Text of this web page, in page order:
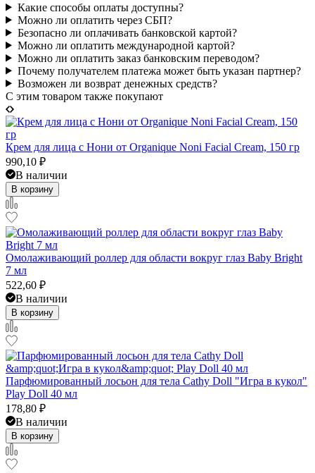
Какие способы оплаты доступны?
Можно ли оплатить через СБП?
Безопасно ли оплачивать банковской картой?
Можно ли оплатить международной картой?
Можно ли оплатить заказ банковским переводом?
Почему получателем платежа может быть указан партнер?
Возможен ли возврат денежных средств?
C этим товаром также покупают
Крем для лица с Нони от Organique Noni Facial Cream, 150 гр
990,10 ₽
В наличии
В корзину
Омолаживающий роллер для области вокруг глаз Baby Bright
7 мл
522,60 ₽
В наличии
В корзину
Парфюмированный лосьон для тела Cathy Doll "Игра в кукол"
Play Doll 40 мл
178,80 ₽
В наличии
В корзину